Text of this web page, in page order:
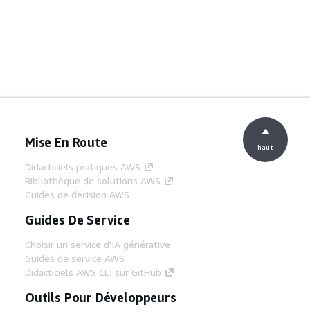
Mise En Route
Didacticiels pratiques AWS
Bibliothèque de solutions AWS
Guides de décision AWS
Guides De Service
Choisir un service d'IA générative
Guides de service AWS
Didacticiels AWS CLI sur GitHub
Outils Pour Développeurs
haut